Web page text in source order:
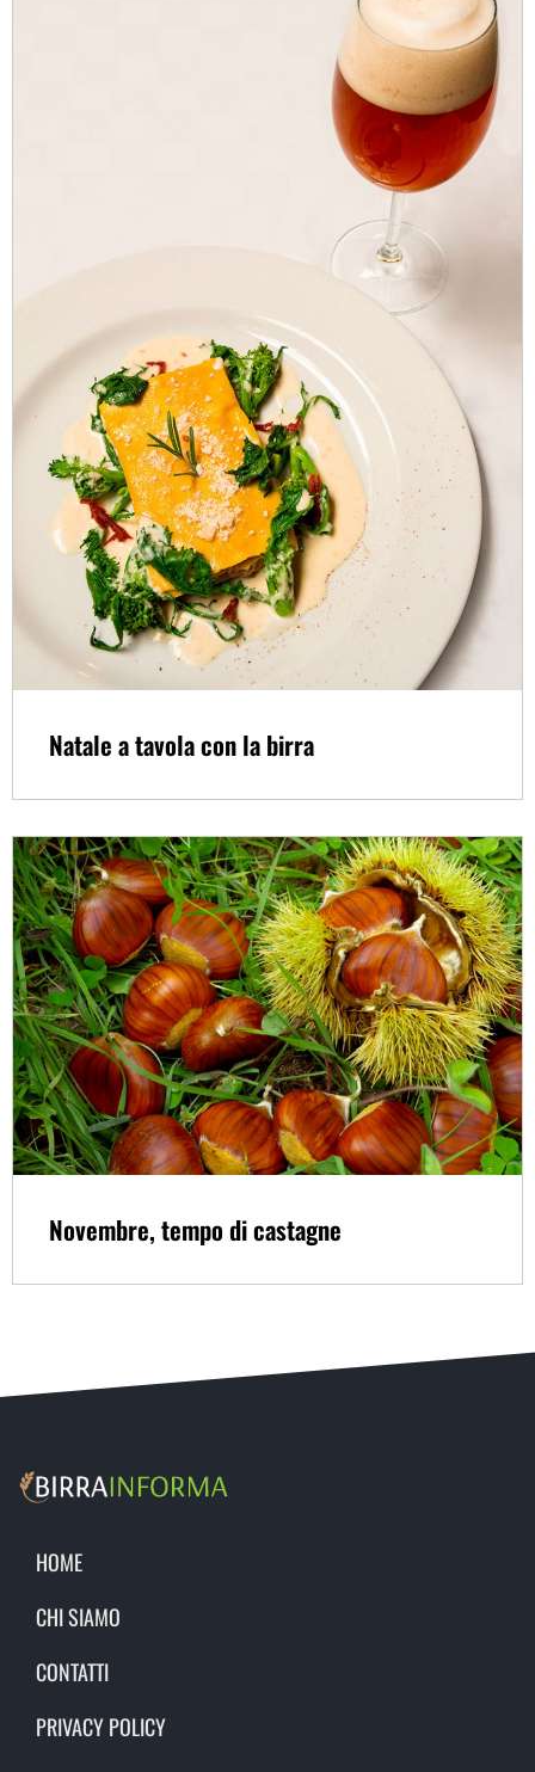
Natale a tavola con la birra
Novembre, tempo di castagne
HOME
CHI SIAMO
CONTATTI
PRIVACY POLICY